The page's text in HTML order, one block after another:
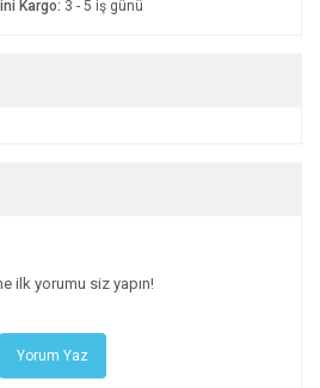
Kargo: 3 - 5 iş günü
ilk yorumu siz yapın!
Yorum Yaz